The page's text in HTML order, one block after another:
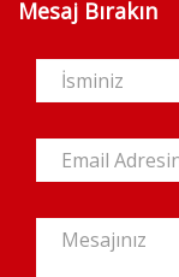
Mesaj Bırakın